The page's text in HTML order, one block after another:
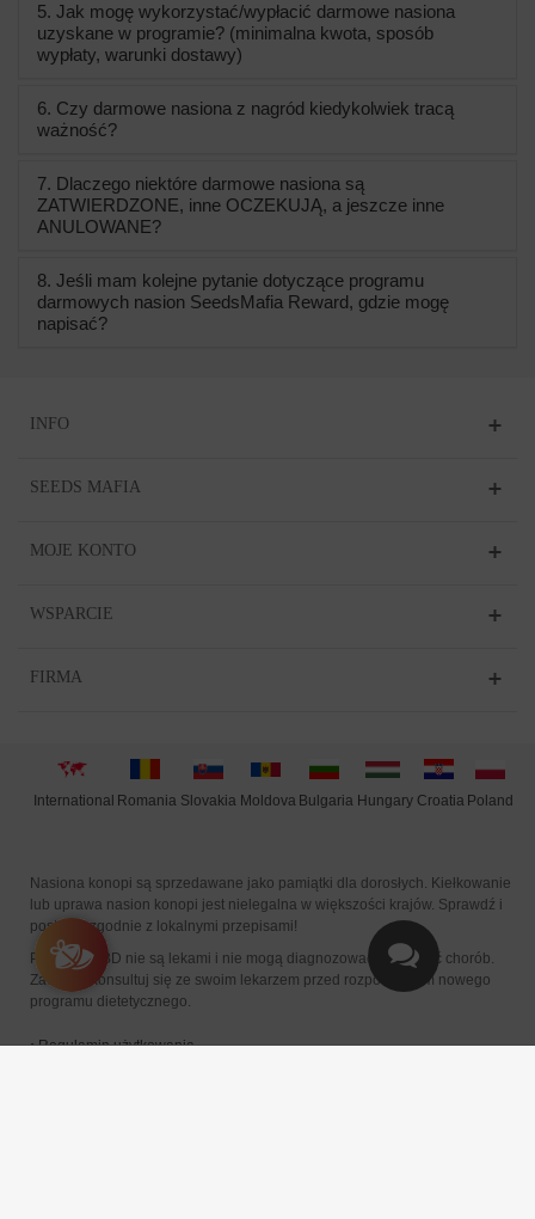
5. Jak mogę wykorzystać/wypłacić darmowe nasiona
uzyskane w programie? (minimalna kwota, sposób
wypłaty, warunki dostawy)
6. Czy darmowe nasiona z nagród kiedykolwiek tracą
ważność?
7. Dlaczego niektóre darmowe nasiona są
ZATWIERDZONE, inne OCZEKUJĄ, a jeszcze inne
ANULOWANE?
8. Jeśli mam kolejne pytanie dotyczące programu
darmowych nasion SeedsMafia Reward, gdzie mogę
napisać?
INFO
SEEDS MAFIA
MOJE KONTO
WSPARCIE
FIRMA
International Romania Slovakia Moldova Bulgaria Hungary Croatia Poland
Nasiona konopi są sprzedawane jako pamiątki dla dorosłych. Kiełkowanie
lub uprawa nasion konopi jest nielegalna w większości krajów. Sprawdź i
postępuj zgodnie z lokalnymi przepisami!
Produkty CBD nie są lekami i nie mogą diagnozować ani leczyć chorób.
Zawsze skonsultuj się ze swoim lekarzem przed rozpoczęciem nowego
programu dietetycznego.
•Regulamin użytkowania